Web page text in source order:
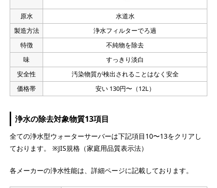
原水
水道水
製造方法
浄水フィルターでろ過
特徴
不純物を除去
味
すっきり淡白
安全性
汚染物質が検出されることはなく安全
価格帯
安い 130円〜（12L）
浄水の除去対象物質13項目
全ての浄水型ウォーターサーバーは下記項目10〜13をクリアし
ております。 ※JIS規格（家庭用品質表示法）
各メーカーの浄水性能は、詳細ページに記載しております。